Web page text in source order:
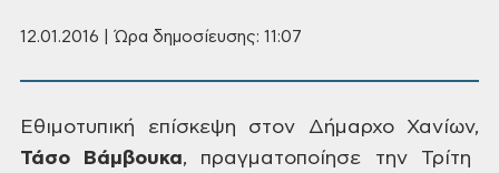
12.01.2016 | Ώρα δημοσίευσης: 11:07
Εθιμοτυπική επίσκεψη στον Δήμαρχο Χανίων,
Τάσο Βάμβουκα, πραγματοποίησε την Τρίτη